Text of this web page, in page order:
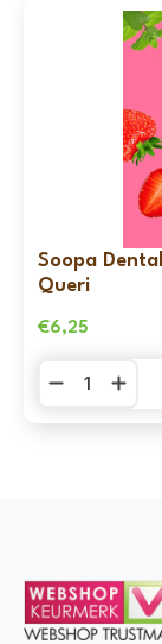
Soopa
Queri
€6,25
Dental